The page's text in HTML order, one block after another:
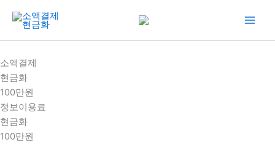
건
너
뛰
기
소액결제
현금화
100만원
정보이용료
현금화
100만원